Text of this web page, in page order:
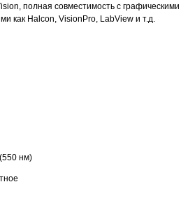
полная совместимость с графическими
как Halcon, VisionPro, LabView и т.д.
нм)